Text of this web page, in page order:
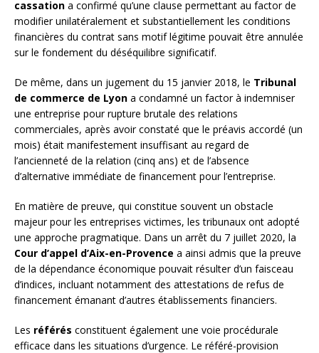
cassation a confirmé qu’une clause permettant au factor de
modifier unilatéralement et substantiellement les conditions
financières du contrat sans motif légitime pouvait être annulée
sur le fondement du déséquilibre significatif.
De même, dans un jugement du 15 janvier 2018, le Tribunal
de commerce de Lyon a condamné un factor à indemniser
une entreprise pour rupture brutale des relations
commerciales, après avoir constaté que le préavis accordé (un
mois) était manifestement insuffisant au regard de
l’ancienneté de la relation (cinq ans) et de l’absence
d’alternative immédiate de financement pour l’entreprise.
En matière de preuve, qui constitue souvent un obstacle
majeur pour les entreprises victimes, les tribunaux ont adopté
une approche pragmatique. Dans un arrêt du 7 juillet 2020, la
Cour d’appel d’Aix-en-Provence a ainsi admis que la preuve
de la dépendance économique pouvait résulter d’un faisceau
d’indices, incluant notamment des attestations de refus de
financement émanant d’autres établissements financiers.
Les référés constituent également une voie procédurale
efficace dans les situations d’urgence. Le référé-provision